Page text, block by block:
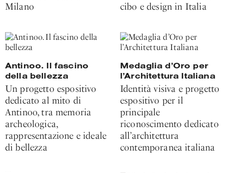
Milano
cibo e design in Italia
Antinoo. Il fascino
della bellezza
Un progetto espositivo
dedicato al mito di
Antinoo, tra memoria
archeologica,
rappresentazione e ideale
di bellezza
Medaglia d’Oro per
l’Architettura Italiana
Identità visiva e progetto
espositivo per il
principale
riconoscimento dedicato
all’architettura
contemporanea italiana